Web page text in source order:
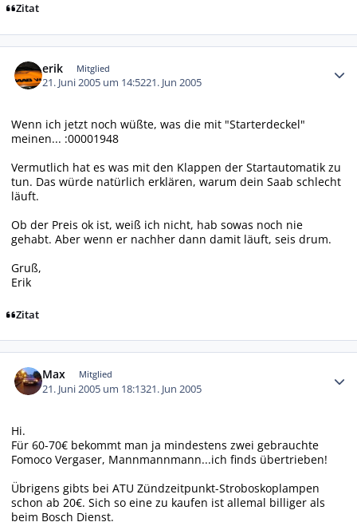
Zitat
erik Mitglied
21. Juni 2005 um 14:5221. Jun 2005
Wenn ich jetzt noch wüßte, was die mit "Starterdeckel"
meinen... :00001948
Vermutlich hat es was mit den Klappen der Startautomatik zu
tun. Das würde natürlich erklären, warum dein Saab schlecht
läuft.
Ob der Preis ok ist, weiß ich nicht, hab sowas noch nie
gehabt. Aber wenn er nachher dann damit läuft, seis drum.
Gruß,
Erik
Zitat
Max Mitglied
21. Juni 2005 um 18:1321. Jun 2005
Hi.
Für 60-70€ bekommt man ja mindestens zwei gebrauchte
Fomoco Vergaser, Mannmannmann...ich finds übertrieben!
Übrigens gibts bei ATU Zündzeitpunkt-Stroboskoplampen
schon ab 20€. Sich so eine zu kaufen ist allemal billiger als
beim Bosch Dienst.